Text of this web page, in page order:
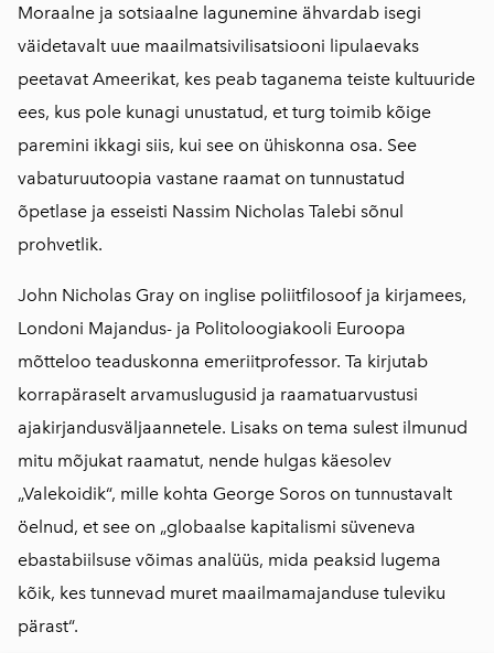
Moraalne ja sotsiaalne lagunemine ähvardab isegi
väidetavalt uue maailmatsivilisatsiooni lipulaevaks
peetavat Ameerikat, kes peab taganema teiste kultuuride
ees, kus pole kunagi unustatud, et turg toimib kõige
paremini ikkagi siis, kui see on ühiskonna osa. See
vabaturuutoopia vastane raamat on tunnustatud
õpetlase ja esseisti Nassim Nicholas Talebi sõnul
prohvetlik.
John Nicholas Gray on inglise poliitfilosoof ja kirjamees,
Londoni Majandus- ja Politoloogiakooli Euroopa
mõtteloo teaduskonna emeriitprofessor. Ta kirjutab
korrapäraselt arvamuslugusid ja raamatuarvustusi
ajakirjandusväljaannetele. Lisaks on tema sulest ilmunud
mitu mõjukat raamatut, nende hulgas käesolev
„Valekoidik“, mille kohta George Soros on tunnustavalt
öelnud, et see on „globaalse kapitalismi süveneva
ebastabiilsuse võimas analüüs, mida peaksid lugema
kõik, kes tunnevad muret maailmamajanduse tuleviku
pärast“.